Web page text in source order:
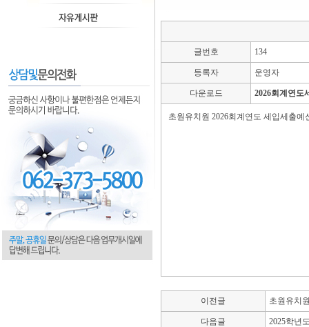
글번호 134
등록자 운영자
다운로드 2026회계연도
초원유치원 2026회계연도 세입세출
이전글 초원유치
다음글 2025학년